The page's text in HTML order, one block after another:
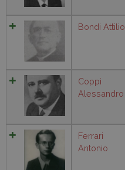
Bondi Attilio
Coppi
Alessandro
Ferrari
Antonio